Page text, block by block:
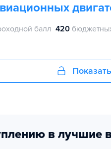
балл 420
в лучшие